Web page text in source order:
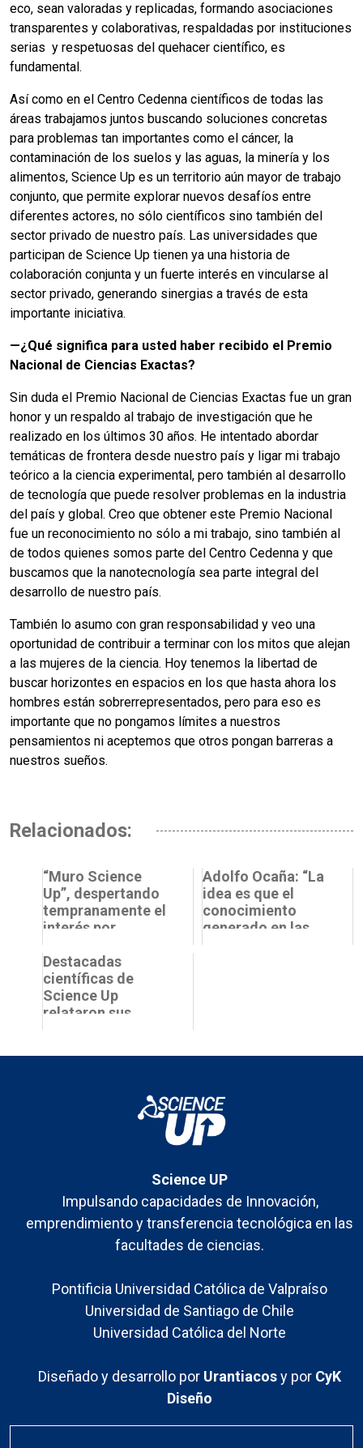
eco, sean valoradas y replicadas, formando asociaciones
transparentes y colaborativas, respaldadas por instituciones
serias y respetuosas del quehacer científico, es
fundamental.
Así como en el Centro Cedenna científicos de todas las
áreas trabajamos juntos buscando soluciones concretas
para problemas tan importantes como el cáncer, la
contaminación de los suelos y las aguas, la minería y los
alimentos, Science Up es un territorio aún mayor de trabajo
conjunto, que permite explorar nuevos desafíos entre
diferentes actores, no sólo científicos sino también del
sector privado de nuestro país. Las universidades que
participan de Science Up tienen ya una historia de
colaboración conjunta y un fuerte interés en vincularse al
sector privado, generando sinergias a través de esta
importante iniciativa.
—¿Qué significa para usted haber recibido el Premio
Nacional de Ciencias Exactas?
Sin duda el Premio Nacional de Ciencias Exactas fue un gran
honor y un respaldo al trabajo de investigación que he
realizado en los últimos 30 años. He intentado abordar
temáticas de frontera desde nuestro país y ligar mi trabajo
teórico a la ciencia experimental, pero también al desarrollo
de tecnología que puede resolver problemas en la industria
del país y global. Creo que obtener este Premio Nacional
fue un reconocimiento no sólo a mi trabajo, sino también al
de todos quienes somos parte del Centro Cedenna y que
buscamos que la nanotecnología sea parte integral del
desarrollo de nuestro país.
También lo asumo con gran responsabilidad y veo una
oportunidad de contribuir a terminar con los mitos que alejan
a las mujeres de la ciencia. Hoy tenemos la libertad de
buscar horizontes en espacios en los que hasta ahora los
hombres están sobrerrepresentados, pero para eso es
importante que no pongamos límites a nuestros
pensamientos ni aceptemos que otros pongan barreras a
nuestros sueños.
Relacionados:
“Muro Science
Up”, despertando
tempranamente el
interés por
Adolfo Ocaña: “La
idea es que el
conocimiento
generado en las
Destacadas
científicas de
Science Up
relataron sus
Science UP
Impulsando capacidades de Innovación,
emprendimiento y transferencia tecnológica en las
facultades de ciencias.
Pontificia Universidad Católica de Valpraíso
Universidad de Santiago de Chile
Universidad Católica del Norte
Diseñado y desarrollo por Urantiacosy por CyK
Diseño